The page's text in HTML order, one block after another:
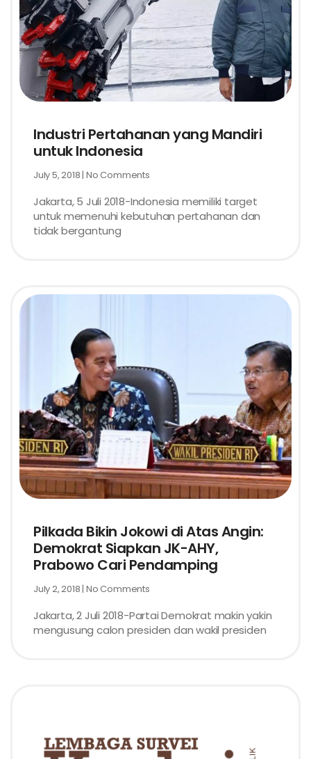
Industri Pertahanan yang Mandiri
untuk Indonesia
July 5, 2018 No Comments
Jakarta, 5 Juli 2018-Indonesia memiliki target
untuk memenuhi kebutuhan pertahanan dan
tidak bergantung
Pilkada Bikin Jokowi di Atas Angin:
Demokrat Siapkan JK-AHY,
Prabowo Cari Pendamping
July 2, 2018 No Comments
Jakarta, 2 Juli 2018-Partai Demokrat makin yakin
mengusung calon presiden dan wakil presiden